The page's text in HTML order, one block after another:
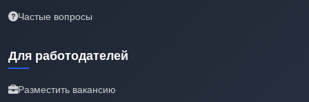
Частые вопросы
Для работодателей
Разместить вакансию